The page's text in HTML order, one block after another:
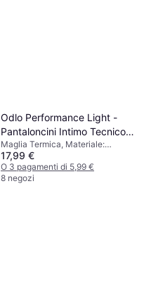
Odlo Performance Light -
Pantaloncini Intimo Tecnico
Uomo
Maglia Termica, Materiale:
Elastane/Lycra/Spandex, Elastico
17,99 €
O 3 pagamenti di 5,99 €
8 negozi